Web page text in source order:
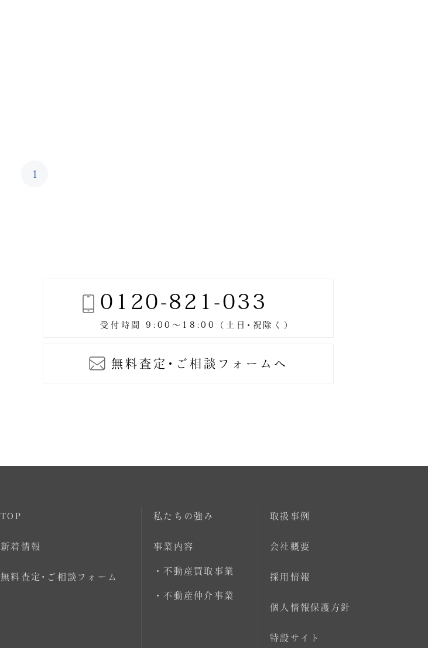
1
0120-821-033
無料査定･ご相談フォームへ
TOP
新着情報
無料査定･ご相談フォーム
私たちの強み
事業内容
・不動産買取事業
・不動産仲介事業
取扱事例
会社概要
採用情報
個人情報保護方針
特設サイト